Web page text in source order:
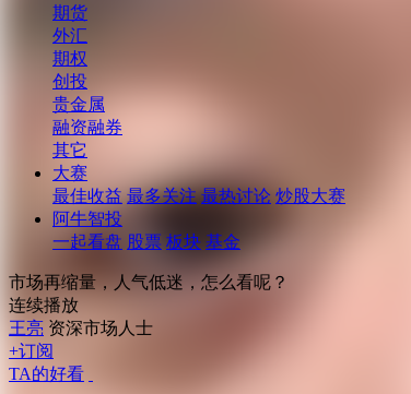
期货
外汇
期权
创投
贵金属
融资融券
其它
大赛
最佳收益 最多关注 最热讨论 炒股大赛
阿牛智投
一起看盘 股票 板块 基金
市场再缩量，人气低迷，怎么看呢？
连续播放
王亮 资深市场人士
+订阅
TA的好看